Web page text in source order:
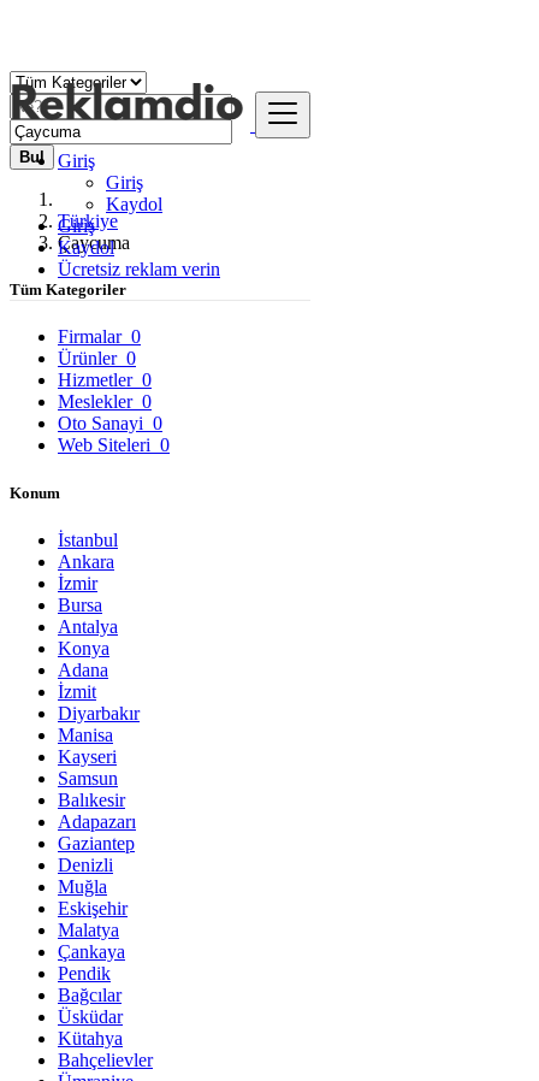
Giriş
Giriş
Kaydol
Giriş
Kaydol
Ücretsiz reklam verin
Bul
Türkiye
Çaycuma
Tüm Kategoriler
Firmalar 0
Ürünler 0
Hizmetler 0
Meslekler 0
Oto Sanayi 0
Web Siteleri 0
Konum
İstanbul
Ankara
İzmir
Bursa
Antalya
Konya
Adana
İzmit
Diyarbakır
Manisa
Kayseri
Samsun
Balıkesir
Adapazarı
Gaziantep
Denizli
Muğla
Eskişehir
Malatya
Çankaya
Pendik
Bağcılar
Üsküdar
Kütahya
Bahçelievler